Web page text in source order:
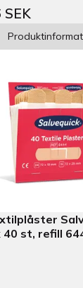
SEK
40 st, refill